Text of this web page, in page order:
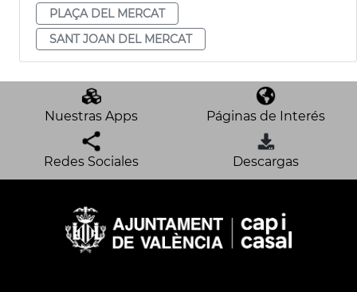
PLAÇA DEL MERCAT
SANT JOAN DEL MERCAT
Nuestras Apps Páginas de Interés
Redes Sociales Descargas